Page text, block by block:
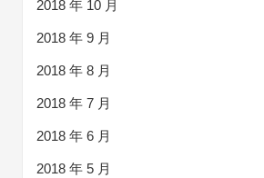
2018 年 10 月
2018 年 9 月
2018 年 8 月
2018 年 7 月
2018 年 6 月
2018 年 5 月